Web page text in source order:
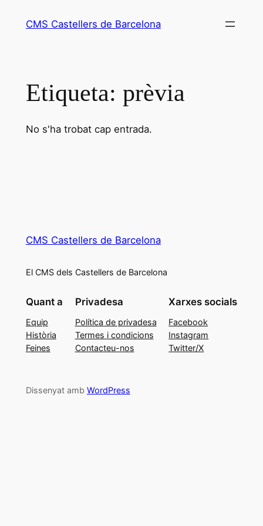
CMS Castellers de Barcelona
Etiqueta: prèvia
No s'ha trobat cap entrada.
CMS Castellers de Barcelona
El CMS dels Castellers de Barcelona
Quant a
Equip
Història
Feines
Privadesa
Política de privadesa
Termes i condicions
Contacteu-nos
Xarxes socials
Facebook
Instagram
Twitter/X
Dissenyat amb WordPress